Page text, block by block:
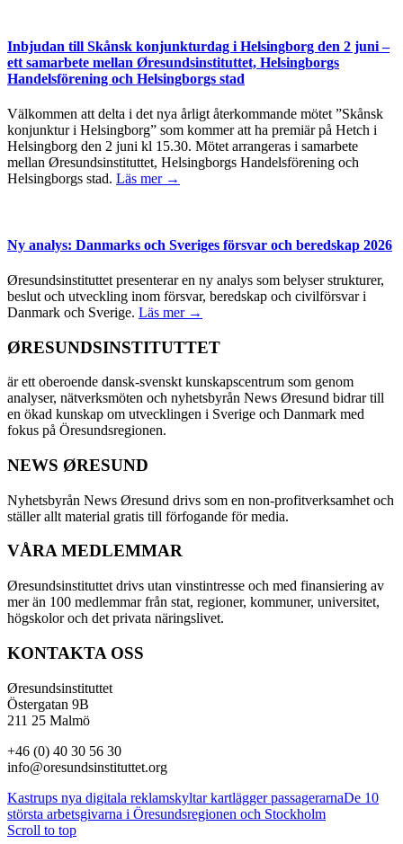
Inbjudan till Skånsk konjunkturdag i Helsingborg den 2 juni –
ett samarbete mellan Øresundsinstituttet, Helsingborgs
Handelsförening och Helsingborgs stad
Välkommen att delta i det nya årligt återkommande mötet ”Skånsk
konjunktur i Helsingborg” som kommer att ha premiär på Hetch i
Helsingborg den 2 juni kl 15.30. Mötet arrangeras i samarbete
mellan Øresundsinstituttet, Helsingborgs Handelsförening och
Helsingborgs stad. Läs mer →
Ny analys: Danmarks och Sveriges försvar och beredskap 2026
Øresundsinstituttet presenterar en ny analys som belyser strukturer,
beslut och utveckling inom försvar, beredskap och civilförsvar i
Danmark och Sverige. Läs mer →
ØRESUNDSINSTITUTTET
är ett oberoende dansk-svenskt kunskapscentrum som genom
analyser, nätverksmöten och nyhetsbyrån News Øresund bidrar till
en ökad kunskap om utvecklingen i Sverige och Danmark med
fokus på Öresundsregionen.
NEWS ØRESUND
Nyhetsbyrån News Øresund drivs som en non-profitverksamhet och
ställer allt material gratis till förfogande för media.
VÅRA MEDLEMMAR
Øresundsinstituttet drivs utan vinst­intresse och med finansiering av
mer än 100 medlemmar från stat, regioner, kommuner, universitet,
högskolor och det privata näringslivet.
KONTAKTA OSS
Øresundsinstituttet
Östergatan 9B
211 25 Malmö
+46 (0) 40 30 56 30
info@oresundsinstituttet.org
Kastrups nya digitala reklamskyltar kartlägger passagerarnaDe 10
största arbetsgivarna i Öresundsregionen och Stockholm
Scroll to top